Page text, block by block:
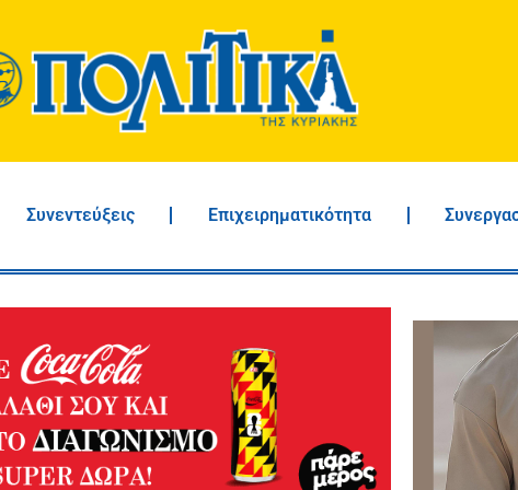
Συνεντεύξεις Επιχειρηματικότητα